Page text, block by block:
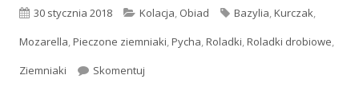
Opublikowano
30 stycznia 2018 Kategorie
Kolacja, Obiad Tagi
Bazylia,Kurczak,
Mozarella,Pieczone ziemniaki,Pycha,Roladki,Roladki drobiowe,
Ziemniaki
Skomentuj